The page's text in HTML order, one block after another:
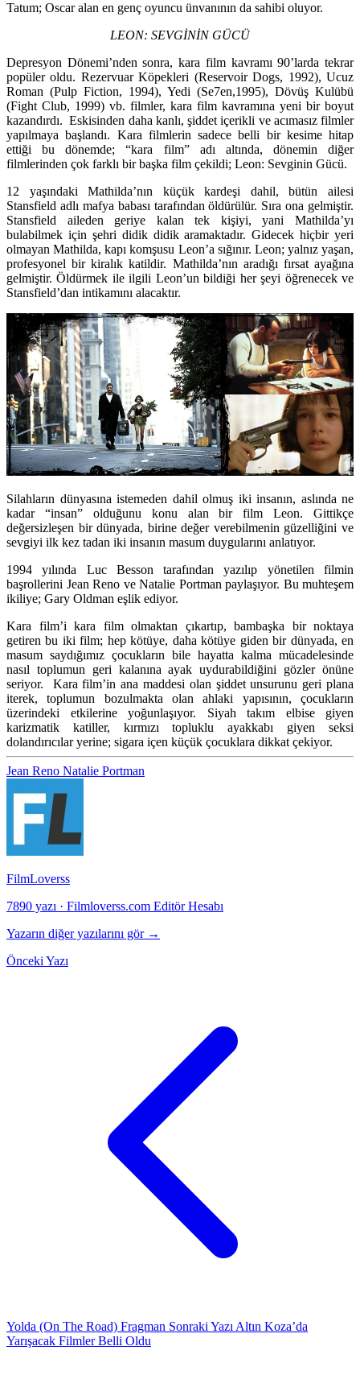
Tatum; Oscar alan en genç oyuncu ünvanının da sahibi oluyor.
LEON: SEVGİNİN GÜCÜ
Depresyon Dönemi’nden sonra, kara film kavramı 90’larda tekrar
popüler oldu. Rezervuar Köpekleri (Reservoir Dogs, 1992), Ucuz
Roman (Pulp Fiction, 1994), Yedi (Se7en,1995), Dövüş Kulübü
(Fight Club, 1999) vb. filmler, kara film kavramına yeni bir boyut
kazandırdı. Eskisinden daha kanlı, şiddet içerikli ve acımasız filmler
yapılmaya başlandı. Kara filmlerin sadece belli bir kesime hitap
ettiği bu dönemde; “kara film” adı altında, dönemin diğer
filmlerinden çok farklı bir başka film çekildi; Leon: Sevginin Gücü.
12 yaşındaki Mathilda’nın küçük kardeşi dahil, bütün ailesi
Stansfield adlı mafya babası tarafından öldürülür. Sıra ona gelmiştir.
Stansfield aileden geriye kalan tek kişiyi, yani Mathilda’yı
bulabilmek için şehri didik didik aramaktadır. Gidecek hiçbir yeri
olmayan Mathilda, kapı komşusu Leon’a sığınır. Leon; yalnız yaşan,
profesyonel bir kiralık katildir. Mathilda’nın aradığı fırsat ayağına
gelmiştir. Öldürmek ile ilgili Leon’un bildiği her şeyi öğrenecek ve
Stansfield’dan intikamını alacaktır.
Silahların dünyasına istemeden dahil olmuş iki insanın, aslında ne
kadar “insan” olduğunu konu alan bir film Leon. Gittikçe
değersizleşen bir dünyada, birine değer verebilmenin güzelliğini ve
sevgiyi ilk kez tadan iki insanın masum duygularını anlatıyor.
1994 yılında Luc Besson tarafından yazılıp yönetilen filmin
başrollerini Jean Reno ve Natalie Portman paylaşıyor. Bu muhteşem
ikiliye; Gary Oldman eşlik ediyor.
Kara film’i kara film olmaktan çıkartıp, bambaşka bir noktaya
getiren bu iki film; hep kötüye, daha kötüye giden bir dünyada, en
masum saydığımız çocukların bile hayatta kalma mücadelesinde
nasıl toplumun geri kalanına ayak uydurabildiğini gözler önüne
seriyor. Kara film’in ana maddesi olan şiddet unsurunu geri plana
iterek, toplumun bozulmakta olan ahlaki yapısının, çocukların
üzerindeki etkilerine yoğunlaşıyor. Siyah takım elbise giyen
karizmatik katiller, kırmızı topluklu ayakkabı giyen seksi
dolandırıcılar yerine; sigara içen küçük çocuklara dikkat çekiyor.
Jean Reno Natalie Portman
FilmLoverss
7890 yazı · Filmloverss.com Editör Hesabı
Yazarın diğer yazılarını gör →
Önceki Yazı
Yolda (On The Road) Fragman Sonraki Yazı Altın Koza’da
Yarışacak Filmler Belli Oldu